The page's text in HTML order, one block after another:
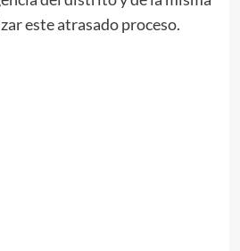
este atrasado proceso.